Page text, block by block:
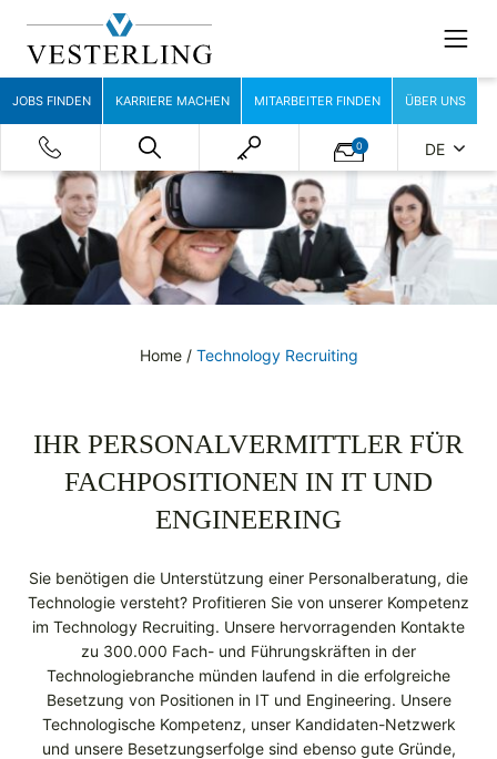
JOBS FINDEN KARRIERE MACHEN MITARBEITER FINDEN ÜBER UNS
0 DE
Home/ Technology Recruiting
IHR PERSONALVERMITTLER FÜR
FACHPOSITIONEN IN IT UND
ENGINEERING
Sie benötigen die Unterstützung einer Personalberatung, die
Technologie versteht? Profitieren Sie von unserer Kompetenz
im Technology Recruiting. Unsere hervorragenden Kontakte
zu 300.000 Fach- und Führungskräften in der
Technologiebranche münden laufend in die erfolgreiche
Besetzung von Positionen in IT und Engineering. Unsere
Technologische Kompetenz, unser Kandidaten-Netzwerk
und unsere Besetzungserfolge sind ebenso gute Gründe,